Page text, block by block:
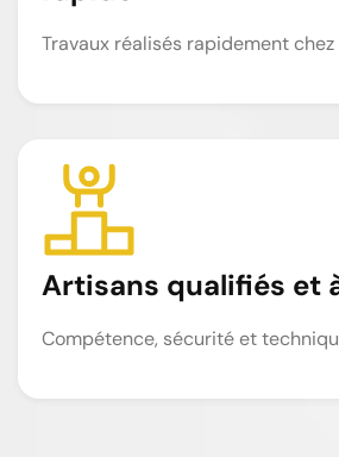
Travaux réalisés rapidement chez
Artisans qualifiés et
Compétence, sécurité et